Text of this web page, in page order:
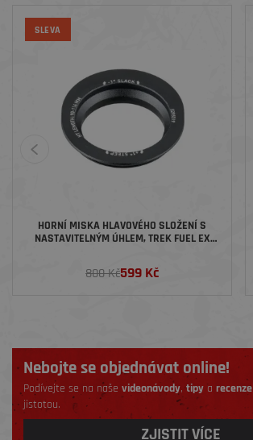
SLEVA
HORNÍ MISKA HLAVOVÉHO SLOŽENÍ S
NASTAVITELNÝM ÚHLEM, TREK FUEL EX
800 Kč599 Kč
Nebojte se objednávat online!
Podívejte se na naše videonávody,tipy a recenze
jistotou.
ZJISTIT VÍCE